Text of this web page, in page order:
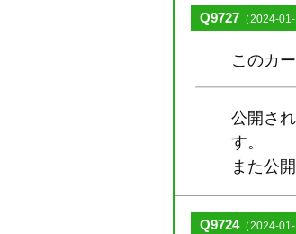
Q9727 （2024-01-
このカ
公開さ
す。
また公
Q9724（2024-01-